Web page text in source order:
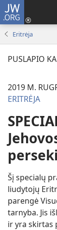
JW.ORG
Eritrėja
PUSLAPIO
2019 M.
ERITRĖJA
Šį specialų
liudytojų
parengė
tarnyba. Jis
ir yra skirtas